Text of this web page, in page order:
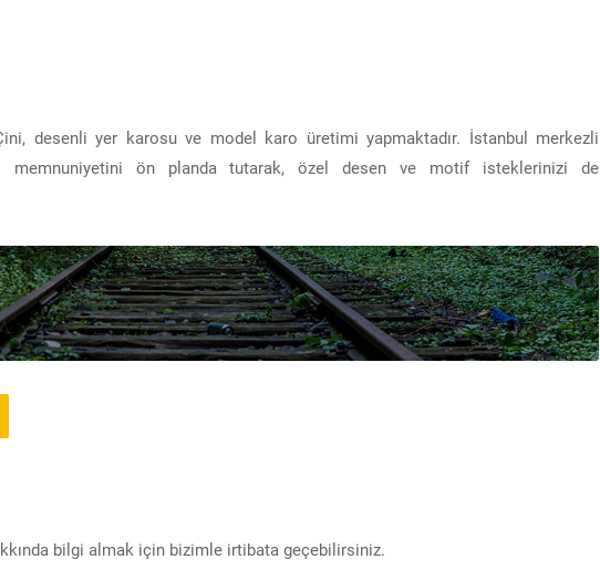
desenli yer karosu ve model karo üretimi yapmaktadır. İstanbul merkezli
memnuniyetini ön planda tutarak, özel desen ve motif isteklerinizi de
bilgi almak için bizimle irtibata geçebilirsiniz.